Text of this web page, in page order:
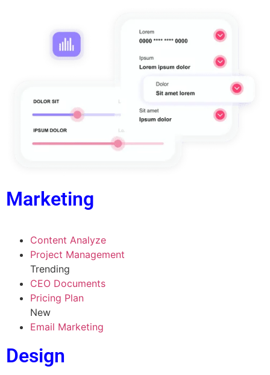
Marketing
Content Analyze
Project Management
Trending
CEO Documents
Pricing Plan
New
Email Marketing
Design